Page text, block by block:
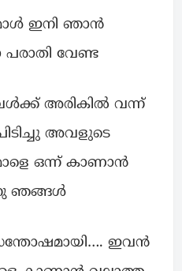
ഇനി ഞാൻ
വേണ്ട
അരികിൽ വന്ന്
അവളുടെ
ഒന്ന് കാണാൻ
ഞങ്ങൾ
ഇവൻ